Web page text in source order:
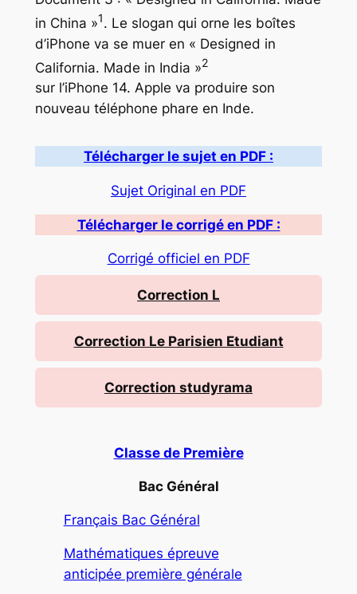
in China »1. Le slogan qui orne les boîtes
d’iPhone va se muer en « Designed in
California. Made in India »2
sur l’iPhone 14. Apple va produire son
nouveau téléphone phare en Inde.
Télécharger le sujet en PDF :
Sujet Original en PDF
Télécharger le corrigé en PDF :
Corrigé officiel en PDF
Correction L
Correction Le Parisien Etudiant
Correction studyrama
Classe de Première
Bac Général
Français Bac Général
Mathématiques épreuve
anticipée première générale